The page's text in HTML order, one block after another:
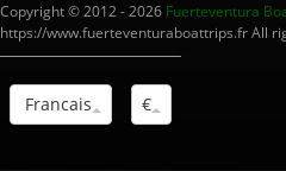
Copyright © 2012 - 2026 Fuerteventura
https://www.fuerteventuraboattrips.fr All
Francais €